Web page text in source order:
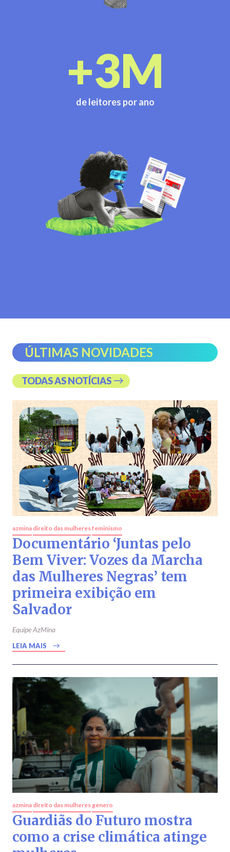
+3M
de leitores por ano
ÚLTIMAS NOVIDADES
TODAS AS NOTÍCIAS
azmina direito das mulheresfeminismo
Documentário ‘Juntas pelo
Bem Viver: Vozes da Marcha
das Mulheres Negras’ tem
primeira exibição em
Salvador
Equipe AzMina
azmina direito das mulheres genero
Guardiãs do Futuro mostra
como a crise climática atinge